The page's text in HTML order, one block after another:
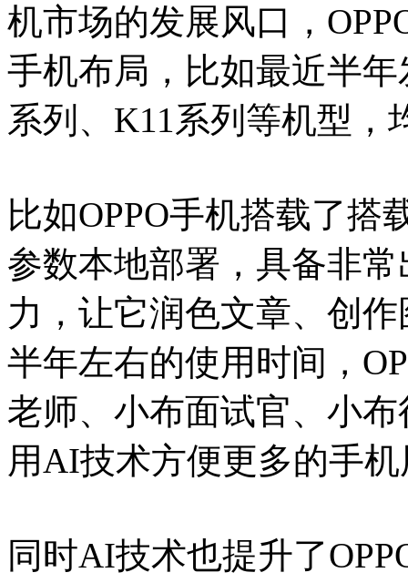
机市场的发展风口，
手机布局，比如最近半年
系列、K11系列等机型
比如OPPO手机搭载了搭
参数本地部署，具备非
力，让它润色文章、创
半年左右的使用时间，
老师、小布面试官、小
用AI技术方便更多的手
同时AI技术也提升了